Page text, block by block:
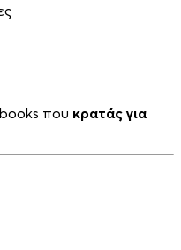
που κρατάς για